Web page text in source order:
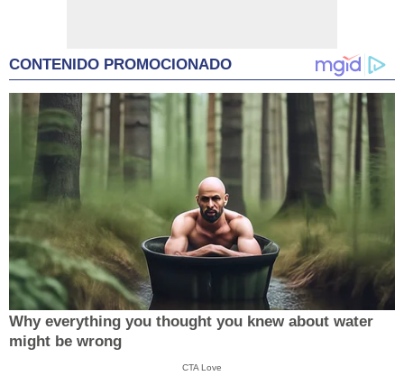
CONTENIDO PROMOCIONADO
Why everything you thought you knew about water
might be wrong
CTA Love